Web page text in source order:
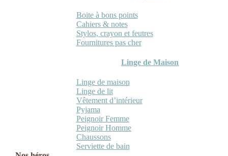
Boite à bons points
Cahiers & notes
Stylos, crayon et feutres
Fournitures pas cher
Linge de Maison
Linge de maison
Linge de lit
Vêtement d’intérieur
Pyjama
Peignoir Femme
Peignoir Homme
Chaussons
Serviette de bain